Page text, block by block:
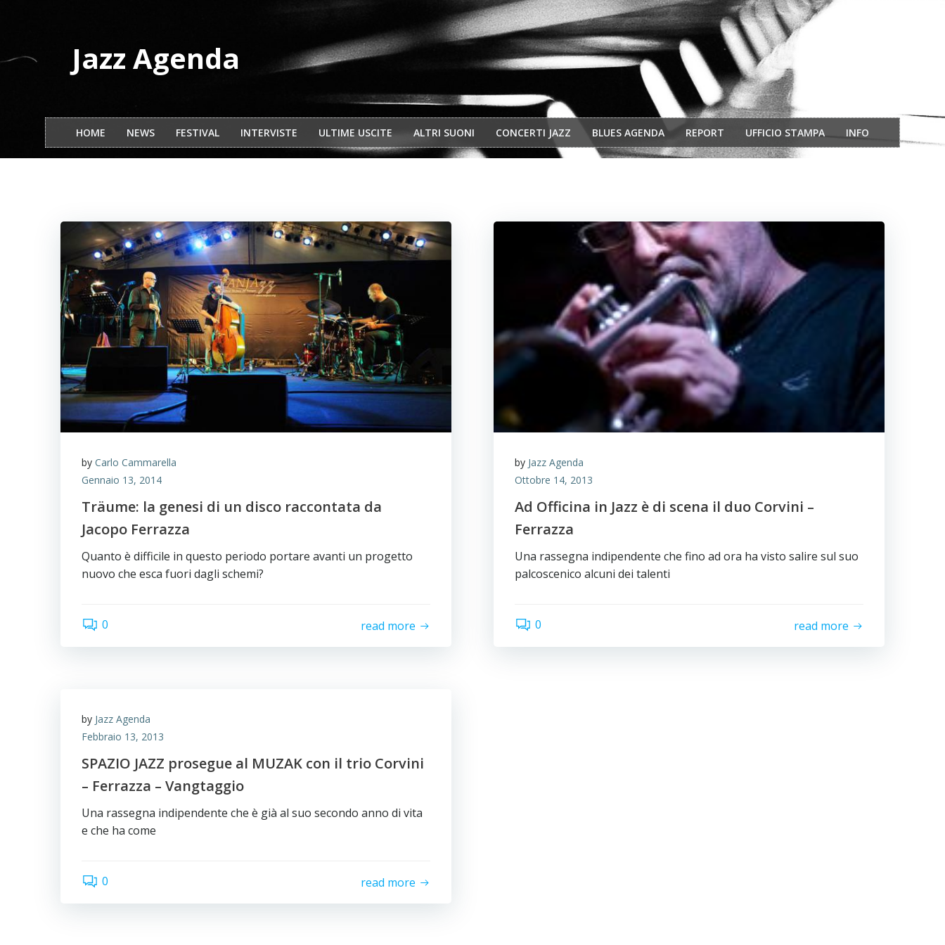
Jazz Agenda
HOME NEWS FESTIVAL INTERVISTE ULTIME USCITE ALTRI SUONI CONCERTI JAZZ BLUES AGENDA REPORT UFFICIO STAMPA INFO
by Carlo Cammarella
Gennaio 13, 2014
Träume: la genesi di un disco raccontata da
Jacopo Ferrazza
Quanto è difficile in questo periodo portare avanti un progetto
nuovo che esca fuori dagli schemi?
0 read more
by Jazz Agenda
Ottobre 14, 2013
Ad Officina in Jazz è di scena il duo Corvini –
Ferrazza
Una rassegna indipendente che fino ad ora ha visto salire sul suo
palcoscenico alcuni dei talenti
0 read more
by Jazz Agenda
Febbraio 13, 2013
SPAZIO JAZZ prosegue al MUZAK con il trio Corvini
– Ferrazza – Vangtaggio
Una rassegna indipendente che è già al suo secondo anno di vita
e che ha come
0 read more